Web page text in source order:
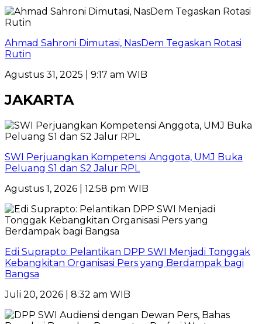
Ahmad Sahroni Dimutasi, NasDem Tegaskan Rotasi
Rutin
Agustus 31, 2025 | 9:17 am WIB
JAKARTA
SWI Perjuangkan Kompetensi Anggota, UMJ Buka
Peluang S1 dan S2 Jalur RPL
Agustus 1, 2026 | 12:58 pm WIB
Edi Suprapto: Pelantikan DPP SWI Menjadi Tonggak
Kebangkitan Organisasi Pers yang Berdampak bagi
Bangsa
Juli 20, 2026 | 8:32 am WIB